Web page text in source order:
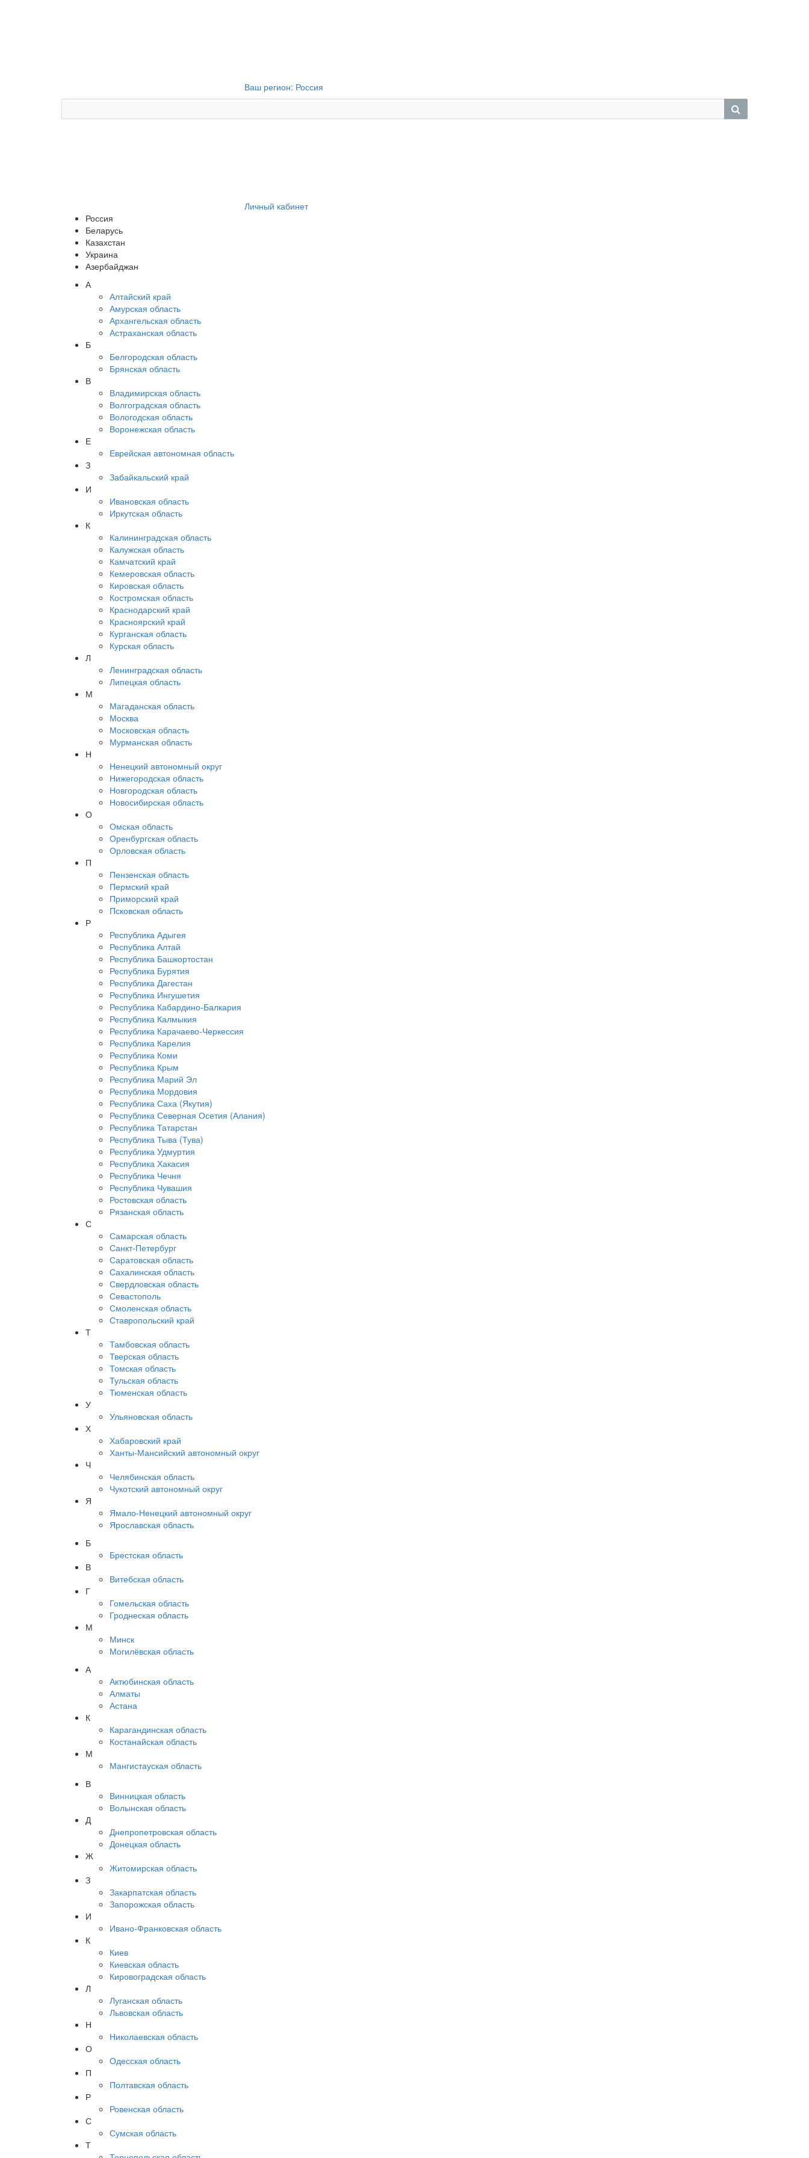
Ваш регион: Россия
Личный кабинет
Россия
Беларусь
Казахстан
Украина
Азербайджан
А
Алтайский край
Амурская область
Архангельская область
Астраханская область
Б
Белгородская область
Брянская область
В
Владимирская область
Волгоградская область
Вологодская область
Воронежская область
Е
Еврейская автономная область
З
Забайкальский край
И
Ивановская область
Иркутская область
К
Калининградская область
Калужская область
Камчатский край
Кемеровская область
Кировская область
Костромская область
Краснодарский край
Красноярский край
Курганская область
Курская область
Л
Ленинградская область
Липецкая область
М
Магаданская область
Москва
Московская область
Мурманская область
Н
Ненецкий автономный округ
Нижегородская область
Новгородская область
Новосибирская область
О
Омская область
Оренбургская область
Орловская область
П
Пензенская область
Пермский край
Приморский край
Псковская область
Р
Республика Адыгея
Республика Алтай
Республика Башкортостан
Республика Бурятия
Республика Дагестан
Республика Ингушетия
Республика Кабардино-Балкария
Республика Калмыкия
Республика Карачаево-Черкессия
Республика Карелия
Республика Коми
Республика Крым
Республика Марий Эл
Республика Мордовия
Республика Саха (Якутия)
Республика Северная Осетия (Алания)
Республика Татарстан
Республика Тыва (Тува)
Республика Удмуртия
Республика Хакасия
Республика Чечня
Республика Чувашия
Ростовская область
Рязанская область
С
Самарская область
Санкт-Петербург
Саратовская область
Сахалинская область
Свердловская область
Севастополь
Смоленская область
Ставропольский край
Т
Тамбовская область
Тверская область
Томская область
Тульская область
Тюменская область
У
Ульяновская область
Х
Хабаровский край
Ханты-Мансийский автономный округ
Ч
Челябинская область
Чукотский автономный округ
Я
Ямало-Ненецкий автономный округ
Ярославская область
Б
Брестская область
В
Витебская область
Г
Гомельская область
Гроднеская область
М
Минск
Могилёвская область
А
Актюбинская область
Алматы
Астана
К
Карагандинская область
Костанайская область
М
Мангистауская область
В
Винницкая область
Волынская область
Д
Днепропетровская область
Донецкая область
Ж
Житомирская область
З
Закарпатская область
Запорожская область
И
Ивано-Франковская область
К
Киев
Киевская область
Кировоградская область
Л
Луганская область
Львовская область
Н
Николаевская область
О
Одесская область
П
Полтавская область
Р
Ровенская область
С
Сумская область
Т